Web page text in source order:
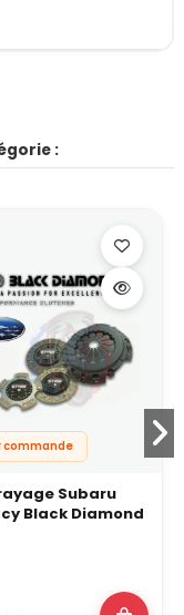
:
commande
Subaru
Black Diamond